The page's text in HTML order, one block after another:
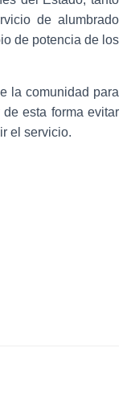
de alumbrado
de potencia de los
la comunidad para
esta forma evitar
el servicio.